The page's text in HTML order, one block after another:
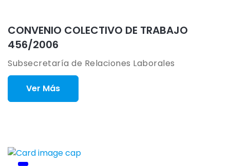
CONVENIO COLECTIVO DE TRABAJO
456/2006
Subsecretaría de Relaciones Laborales
Ver Más